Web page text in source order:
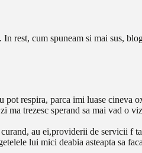
rest, cum spuneam si mai sus,
pot respira, parca imi luase
trezesc sperand sa mai vad o
au ei,providerii de servicii f
lui mici deabia asteapta sa